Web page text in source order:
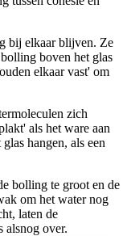
bij elkaar blijven. Ze
boven het glas
elkaar vast' om
zich
als het ware aan
hangen, als een
bolling te groot en de
om het water nog
laten de
alsnog over.